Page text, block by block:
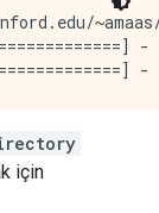
için